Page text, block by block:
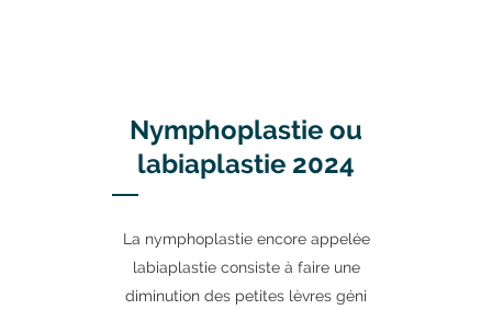
Nymphoplastie ou
labiaplastie 2024
La nymphoplastie encore appelée
labiaplastie consiste à faire une
diminution des petites lèvres géni